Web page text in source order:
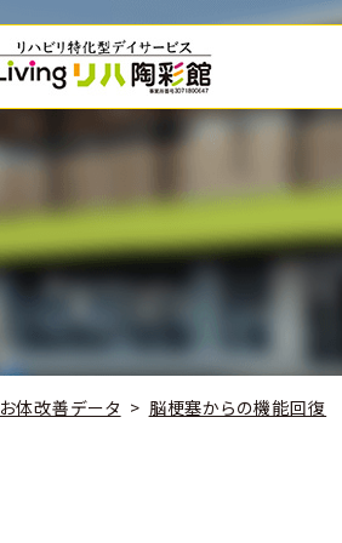
お体改善データ 脳梗塞からの機能回復